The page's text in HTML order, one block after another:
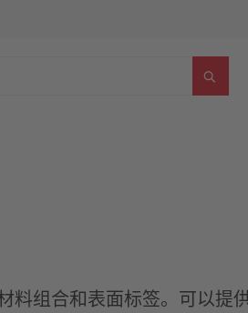
组合和表面标签。可以提